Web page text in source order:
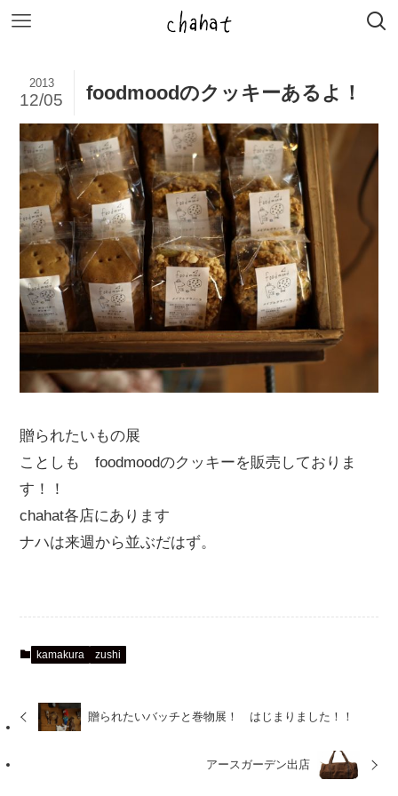
foodmoodのクッキーあるよ！
2013
12/05
贈られたいもの展
ことしも foodmoodのクッキーを販売しておりま
す！！
chahat各店にあります
ナハは来週から並ぶだはず。
kamakura zushi
贈られたいバッチと巻物展！ はじまりました！！
アースガーデン出店